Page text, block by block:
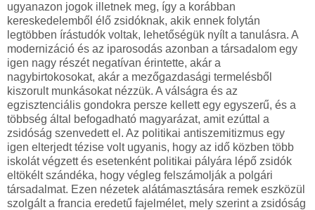
ugyanazon jogok illetnek meg, így a korábban
kereskedelemből élő zsidóknak, akik ennek folytán
legtöbben írástudók voltak, lehetőségük nyílt a tanulásra. A
modernizáció és az iparosodás azonban a társadalom egy
igen nagy részét negatívan érintette, akár a
nagybirtokosokat, akár a mezőgazdasági termelésből
kiszorult munkásokat nézzük. A válságra és az
egzisztenciális gondokra persze kellett egy egyszerű, és a
többség által befogadható magyarázat, amit ezúttal a
zsidóság szenvedett el. Az politikai antiszemitizmus egy
igen elterjedt tézise volt ugyanis, hogy az idő közben több
iskolát végzett és esetenként politikai pályára lépő zsidók
eltökélt szándéka, hogy végleg felszámolják a polgári
társadalmat. Ezen nézetek alátámasztására remek eszközül
szolgált a francia eredetű fajelmélet, mely szerint a zsidóság